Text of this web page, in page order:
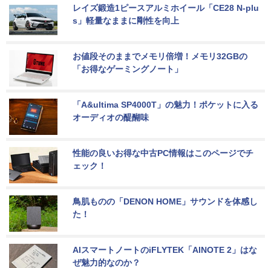
レイズ鍛造1ピースアルミホイール「CE28 N-plu
s」軽量なままに剛性を向上
お値段そのままでメモリ倍増！メモリ32GBの
「お得なゲーミングノート」
「A&ultima SP4000T」の魅力！ポケットに入る
オーディオの醍醐味
性能の良いお得な中古PC情報はこのページでチ
ェック！
鳥肌ものの「DENON HOME」サウンドを体感し
た！
AIスマートノートのiFLYTEK「AINOTE 2」はな
ぜ魅力的なのか？